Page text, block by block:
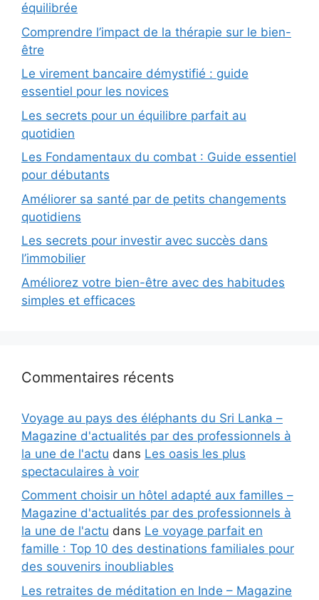
équilibrée
Comprendre l’impact de la thérapie sur le bien-
être
Le virement bancaire démystifié : guide
essentiel pour les novices
Les secrets pour un équilibre parfait au
quotidien
Les Fondamentaux du combat : Guide essentiel
pour débutants
Améliorer sa santé par de petits changements
quotidiens
Les secrets pour investir avec succès dans
l’immobilier
Améliorez votre bien-être avec des habitudes
simples et efficaces
Commentaires récents
Voyage au pays des éléphants du Sri Lanka –
Magazine d'actualités par des professionnels à
la une de l'actu dans Les oasis les plus
spectaculaires à voir
Comment choisir un hôtel adapté aux familles –
Magazine d'actualités par des professionnels à
la une de l'actu dans Le voyage parfait en
famille : Top 10 des destinations familiales pour
des souvenirs inoubliables
Les retraites de méditation en Inde – Magazine